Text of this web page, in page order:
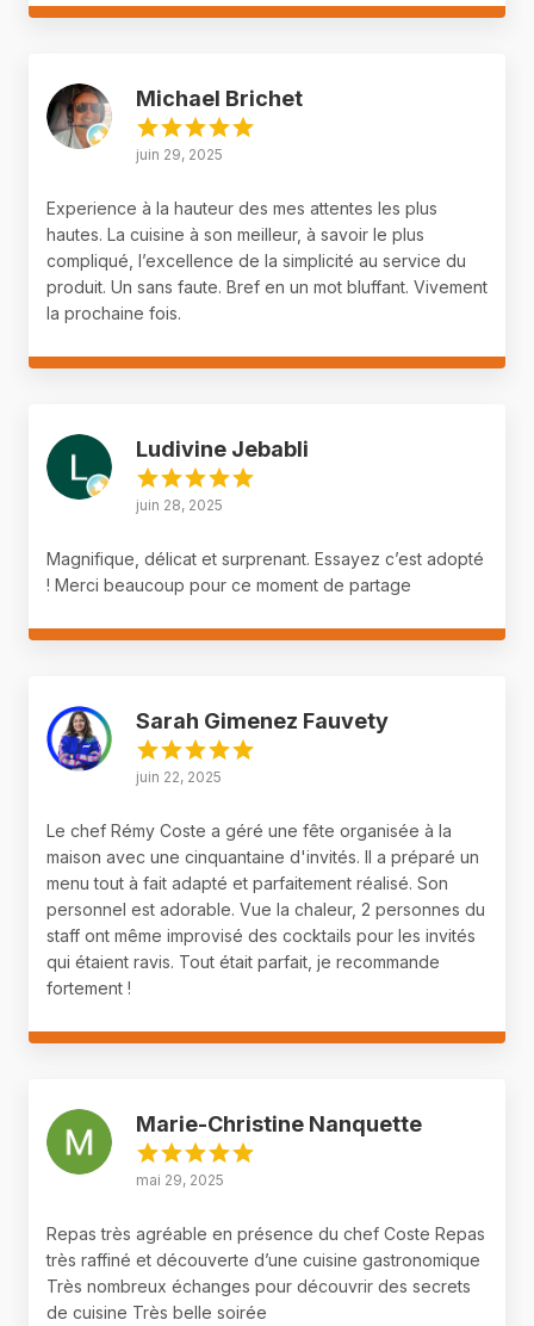
Michael Brichet
juin 29, 2025
Experience à la hauteur des mes attentes les plus
hautes. La cuisine à son meilleur, à savoir le plus
compliqué, l’excellence de la simplicité au service du
produit. Un sans faute. Bref en un mot bluffant. Vivement
la prochaine fois.
Ludivine Jebabli
juin 28, 2025
Magnifique, délicat et surprenant. Essayez c’est adopté
! Merci beaucoup pour ce moment de partage
Sarah Gimenez Fauvety
juin 22, 2025
Le chef Rémy Coste a géré une fête organisée à la
maison avec une cinquantaine d'invités. Il a préparé un
menu tout à fait adapté et parfaitement réalisé. Son
personnel est adorable. Vue la chaleur, 2 personnes du
staff ont même improvisé des cocktails pour les invités
qui étaient ravis. Tout était parfait, je recommande
fortement !
Marie-Christine Nanquette
mai 29, 2025
Repas très agréable en présence du chef Coste Repas
très raffiné et découverte d’une cuisine gastronomique
Très nombreux échanges pour découvrir des secrets
de cuisine Très belle soirée